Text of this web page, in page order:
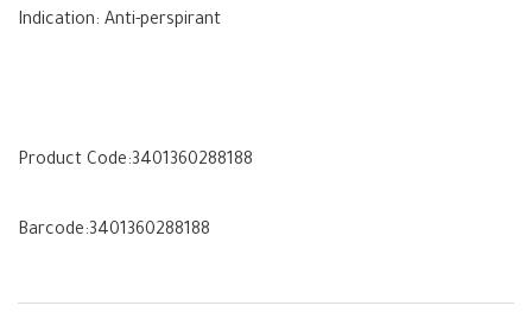
Indication: Anti-perspirant
Product Code:3401360288188
Barcode:3401360288188